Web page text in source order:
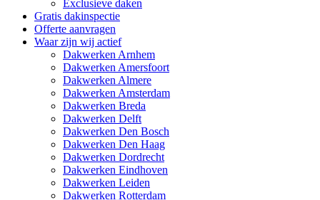
Exclusieve daken
Gratis dakinspectie
Offerte aanvragen
Waar zijn wij actief
Dakwerken Arnhem
Dakwerken Amersfoort
Dakwerken Almere
Dakwerken Amsterdam
Dakwerken Breda
Dakwerken Delft
Dakwerken Den Bosch
Dakwerken Den Haag
Dakwerken Dordrecht
Dakwerken Eindhoven
Dakwerken Leiden
Dakwerken Rotterdam